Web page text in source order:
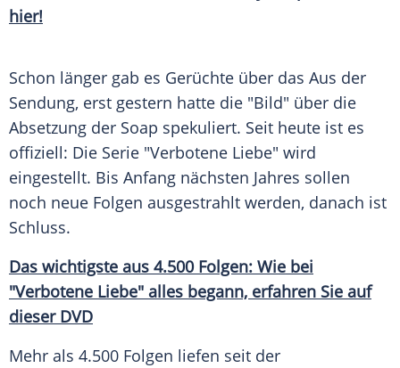
hier!
Schon länger gab es Gerüchte über das Aus der
Sendung, erst gestern hatte die "Bild" über die
Absetzung der Soap spekuliert. Seit heute ist es
offiziell: Die Serie "Verbotene Liebe" wird
eingestellt. Bis Anfang nächsten Jahres sollen
noch neue Folgen ausgestrahlt werden, danach ist
Schluss.
Das wichtigste aus 4.500 Folgen: Wie bei
"Verbotene Liebe" alles begann, erfahren Sie auf
dieser DVD
Mehr als 4.500 Folgen liefen seit der